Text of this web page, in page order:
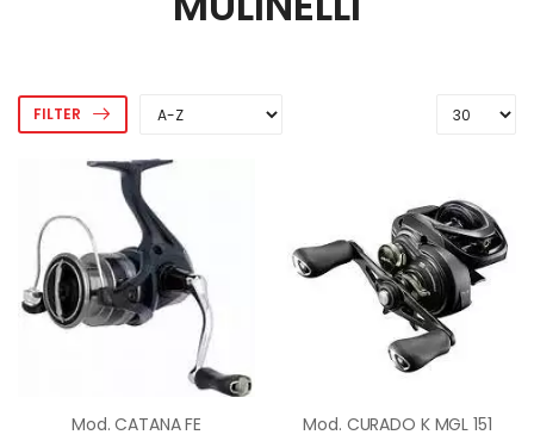
FILTER
Mod.CATANA FE Mod. CURADO K MGL 151